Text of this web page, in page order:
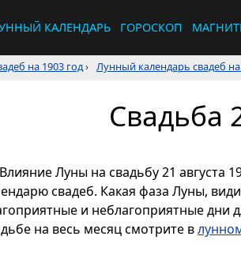
КАЛЕНДАРЬ ГОРОСКОП
на 1903 год› Лунный календарь свадеб на
Свадьба
Влияние Луны на свадьбу 21 августа
свадеб. Какая фаза Луны,
и неблагоприятные дни
на весь месяц смотрите в